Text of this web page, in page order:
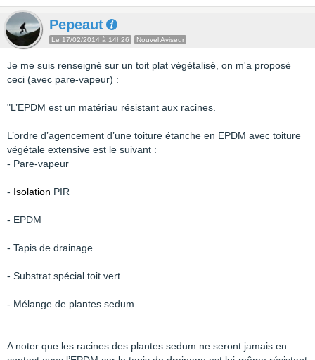
Pepeaut
Le 17/02/2014 à 14h26 Nouvel Aviseur
Je me suis renseigné sur un toit plat végétalisé, on m'a proposé
ceci (avec pare-vapeur) :
"L’EPDM est un matériau résistant aux racines.
L’ordre d’agencement d’une toiture étanche en EPDM avec toiture
végétale extensive est le suivant :
- Pare-vapeur
- Isolation PIR
- EPDM
- Tapis de drainage
- Substrat spécial toit vert
- Mélange de plantes sedum.
A noter que les racines des plantes sedum ne seront jamais en